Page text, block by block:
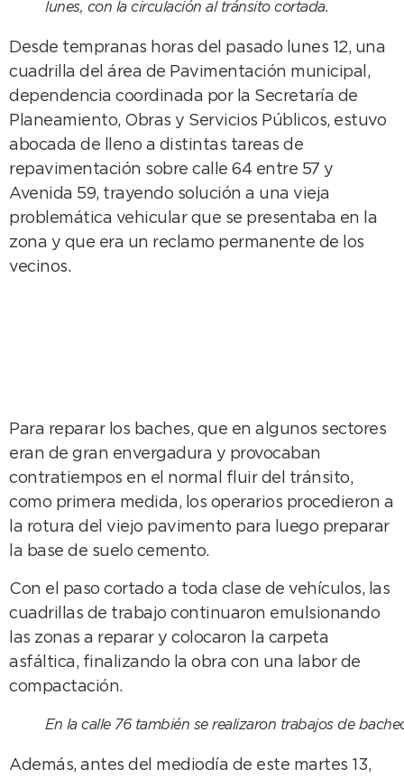
lunes, con la circulación al tránsito cortada.
Desde tempranas horas del pasado lunes 12, una
cuadrilla del área de Pavimentación municipal,
dependencia coordinada por la Secretaría de
Planeamiento, Obras y Servicios Públicos, estuvo
abocada de lleno a distintas tareas de
repavimentación sobre calle 64 entre 57 y
Avenida 59, trayendo solución a una vieja
problemática vehicular que se presentaba en la
zona y que era un reclamo permanente de los
vecinos.
Para reparar los baches, que en algunos sectores
eran de gran envergadura y provocaban
contratiempos en el normal fluir del tránsito,
como primera medida, los operarios procedieron a
la rotura del viejo pavimento para luego preparar
la base de suelo cemento.
Con el paso cortado a toda clase de vehículos, las
cuadrillas de trabajo continuaron emulsionando
las zonas a reparar y colocaron la carpeta
asfáltica, finalizando la obra con una labor de
compactación.
En la calle 76 también se realizaron trabajos de
Además, antes del mediodía de este martes 13,